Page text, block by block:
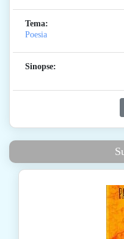
Tema:
Poesia
Sinopse: